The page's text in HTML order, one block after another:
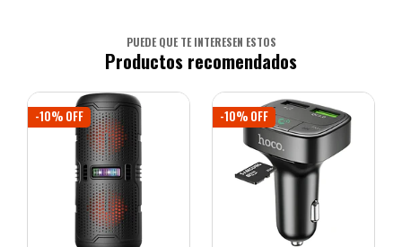
PUEDE QUE TE INTERESEN ESTOS
Productos recomendados
-10% OFF -10% OFF